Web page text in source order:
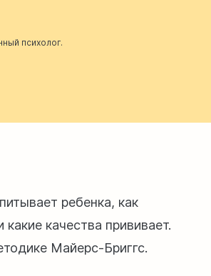
психолог.
ребенка, как
качества прививает.
Майерс-Бриггс.